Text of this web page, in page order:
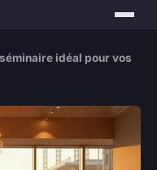
idéal pour vos